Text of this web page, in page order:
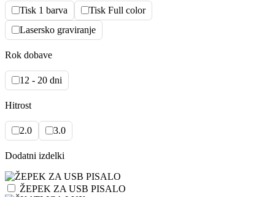
Tisk 1 barva
Tisk Full color
Lasersko graviranje
Rok dobave
12 - 20 dni
Hitrost
2.0 3.0
Dodatni izdelki
ŽEPEK ZA USB PISALO